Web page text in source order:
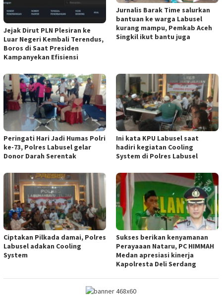
Jejak Dirut PLN Plesiran ke
Luar Negeri Kembali Terendus,
Boros di Saat Presiden
Kampanyekan Efisiensi
Jurnalis Barak Time salurkan
bantuan ke warga Labusel
kurang mampu, Pemkab Aceh
Singkil ikut bantu juga
Peringati Hari Jadi Humas Polri
ke-73, Polres Labusel gelar
Donor Darah Serentak
Ini kata KPU Labusel saat
hadiri kegiatan Cooling
System di Polres Labusel
Ciptakan Pilkada damai, Polres
Labusel adakan Cooling
System
Sukses berikan kenyamanan
Perayaaan Nataru, PC HIMMAH
Medan apresiasi kinerja
Kapolresta Deli Serdang